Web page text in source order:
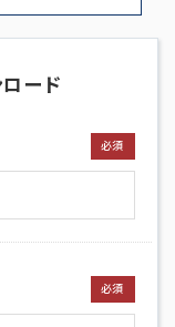
ード
必須
必須